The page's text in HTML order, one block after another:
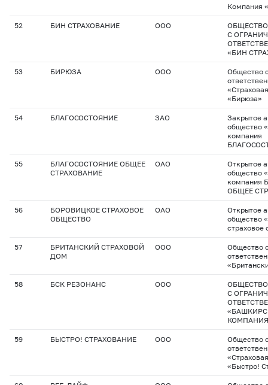
Компания
52 БИН СТРАХОВАНИЕ ООО
ОБЩЕСТВО
С
«БИН
53 БИРЮЗА ООО
Общество
«Бирюза»
54 БЛАГОСОСТОЯНИЕ ЗАО
Закрытое
общество
компания
55
БЛАГОСОСТОЯНИЕ ОБЩЕЕ
СТРАХОВАНИЕ
ОАО
Открытое
общество
компания
ОБЩЕЕ
56
БОРОВИЦКОЕ СТРАХОВОЕ
ОБЩЕСТВО
ОАО
Открытое
общество
страховое
57
БРИТАНСКИЙ СТРАХОВОЙ
ДОМ
ООО
Общество
58 БСК РЕЗОНАНС ООО
ОБЩЕСТВО
С
59 БЫСТРО! СТРАХОВАНИЕ ООО
Общество
«Быстро!